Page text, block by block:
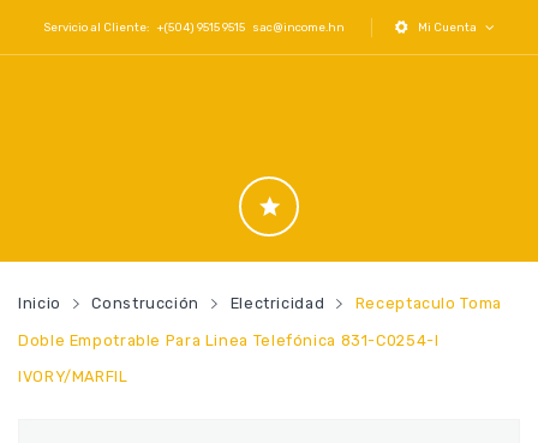
Servicio al Cliente: +(504) 9515 9515 sac@income.hn Mi Cuenta
Inicio Construcción Electricidad Receptaculo Toma
Doble Empotrable Para Linea Telefónica 831-C0254-I
IVORY/MARFIL